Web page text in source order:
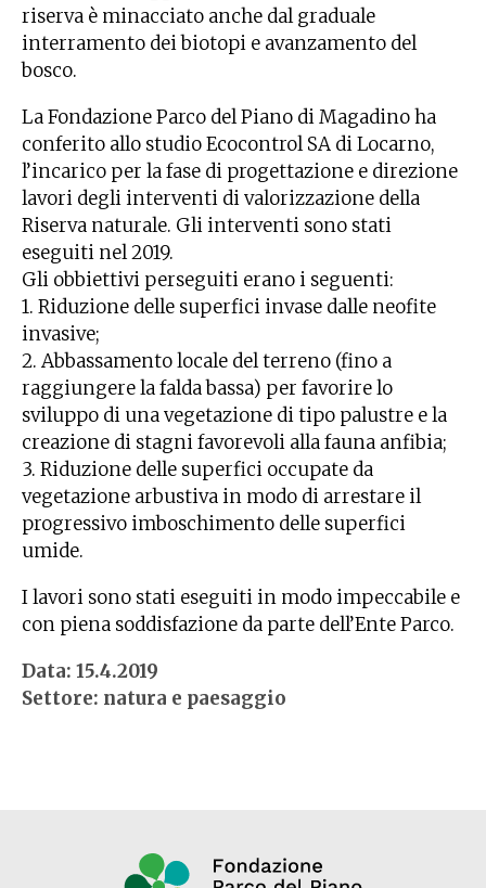
riserva è minacciato anche dal graduale
interramento dei biotopi e avanzamento del
bosco.
La Fondazione Parco del Piano di Magadino ha
conferito allo studio Ecocontrol SA di Locarno,
l’incarico per la fase di progettazione e direzione
lavori degli interventi di valorizzazione della
Riserva naturale. Gli interventi sono stati
eseguiti nel 2019.
Gli obbiettivi perseguiti erano i seguenti:
1. Riduzione delle superfici invase dalle neofite
invasive;
2. Abbassamento locale del terreno (fino a
raggiungere la falda bassa) per favorire lo
sviluppo di una vegetazione di tipo palustre e la
creazione di stagni favorevoli alla fauna anfibia;
3. Riduzione delle superfici occupate da
vegetazione arbustiva in modo di arrestare il
progressivo imboschimento delle superfici
umide.
I lavori sono stati eseguiti in modo impeccabile e
con piena soddisfazione da parte dell’Ente Parco.
Data: 15.4.2019
Settore: natura e paesaggio